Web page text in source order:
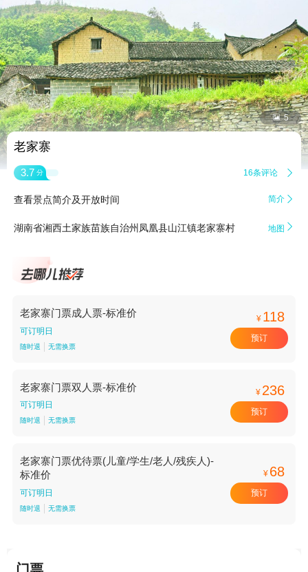
 5
老家寨
3.7 分 16条评论 
查看景点简介及开放时间 简介 
湖南省湘西土家族苗族自治州凤凰县山江镇老家寨村 地图 
老家寨门票成人票-标准价
可订明日
随时退 无需换票
¥ 118
预订
老家寨门票双人票-标准价
可订明日
随时退 无需换票
¥ 236
预订
老家寨门票优待票(儿童/学生/老人/残疾人)-
标准价
可订明日
随时退 无需换票
¥ 68
预订
